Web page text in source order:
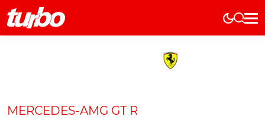
Elétricos
Testes
Comerciais
MERCEDES-AMG GT R